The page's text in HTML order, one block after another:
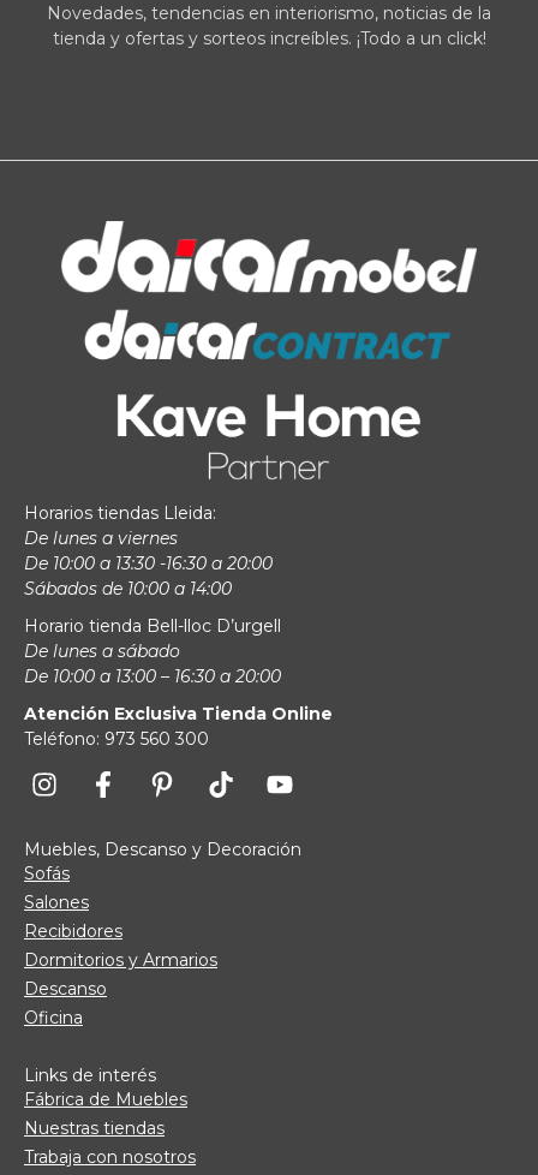
Novedades, tendencias en interiorismo, noticias de la
tienda y ofertas y sorteos increíbles. ¡Todo a un click!
Horarios tiendas Lleida:
De lunes a viernes
De 10:00 a 13:30 -16:30 a 20:00
Sábados de 10:00 a 14:00
Horario tienda Bell-lloc D’urgell
De lunes a sábado
De 10:00 a 13:00 – 16:30 a 20:00
Atención Exclusiva Tienda Online
Teléfono: 973 560 300
Muebles, Descanso y Decoración
Sofás
Salones
Recibidores
Dormitorios y Armarios
Descanso
Oficina
Links de interés
Fábrica de Muebles
Nuestras tiendas
Trabaja con nosotros